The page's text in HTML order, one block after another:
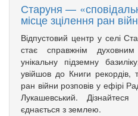
Старуня —
місце зцілення ран
Відпустовий центр у селі
стає справжнім
унікальну підземну
увійшов до Книги рекордів,
ран війни розповів у ефірі
Лукашевський.
єднається з землею.